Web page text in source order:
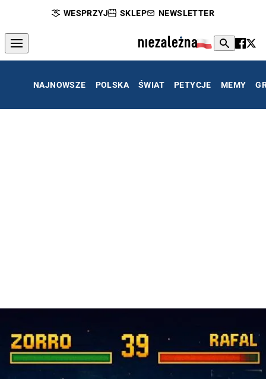
WESPRZYJ SKLEP NEWSLETTER
NAJNOWSZE POLSKA ŚWIAT PETYCJE MEMY